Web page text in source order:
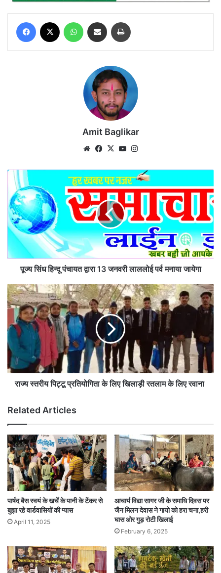
Facebook WhatsAppShare via Email
Amit Baglikar
WebsiteFacebook
X YouTube
पूज्य
सिंध
हिन्दू
पंचायत
द्वारा
13
जनवरी
लाललोई
पर्व
मनायापूज्य सिंध हिन्दू पंचायत द्वारा 13 जनवरी लाललोई पर्व मनाया जायेगा
राज्य
स्तरीय
पिट्टू
प्रतियोगिता
के
लिए
खिलाड़ी
रतलाम
के
लिएराज्य स्तरीय पिट्टू प्रतियोगिता के लिए खिलाड़ी रतलाम के लिए रवाना
Related Articles
पार्षद बैस स्वयं के खर्चे के पानी के टेंकर से
बुझा रहे वार्डवासियों की प्यास
April 11, 2025
आचार्य विद्या सागर जी के समाधि दिवस पर
जैन मिलन देवास ने गायो को हरा चना,हरी
घास ओर गुड़ रोटी खिलाई
February 6, 2025